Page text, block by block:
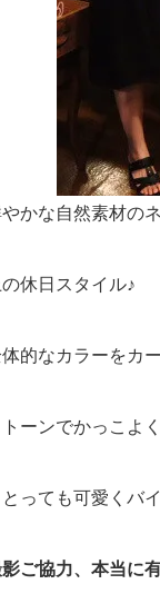
かな自然素材の
休日スタイル♪
的なカラーをカ
ーンでかっこよ
っても可愛くバ
ご協力、本当に